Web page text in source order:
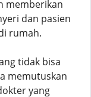
memberikan
dan pasien
rumah.
tidak bisa
memutuskan
yang